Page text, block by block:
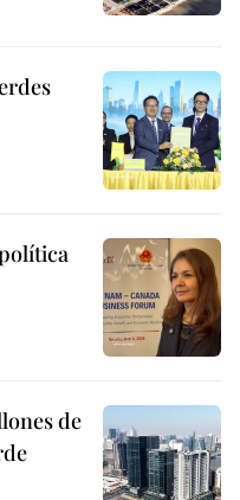
de